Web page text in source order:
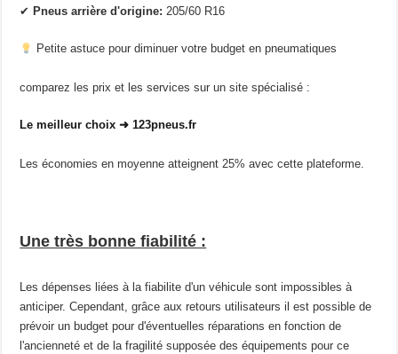
✔ Pneus arrière d'origine:205/60 R16
Petite astuce pour diminuer votre budget en pneumatiques
comparez les prix et les services sur un site spécialisé :
Le meilleur choix ➜ 123pneus.fr
Les économies en moyenne atteignent 25% avec cette plateforme.
Une très bonne fiabilité :
Les dépenses liées à la fiabilite d'un véhicule sont impossibles à
anticiper. Cependant, grâce aux retours utilisateurs il est possible de
prévoir un budget pour d'éventuelles réparations en fonction de
l'ancienneté et de la fragilité supposée des équipements pour ce